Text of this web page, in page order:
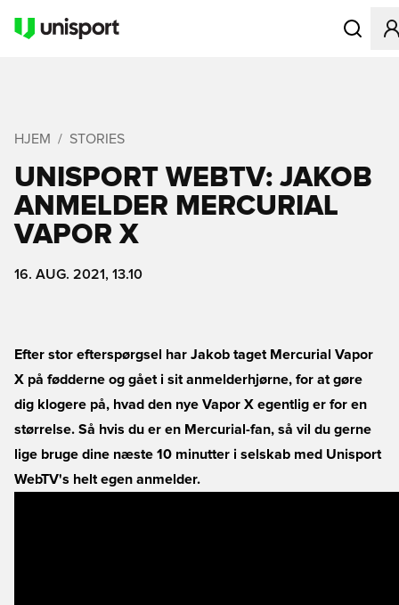
Åbner
HJEM STORIES
UNISPORT WEBTV: JAKOB
ANMELDER MERCURIAL
VAPOR X
16. AUG. 2021, 13.10
Efter stor efterspørgsel har Jakob taget Mercurial Vapor
X på fødderne og gået i sit anmelderhjørne, for at gøre
dig klogere på, hvad den nye Vapor X egentlig er for en
størrelse. Så hvis du er en Mercurial-fan, så vil du gerne
lige bruge dine næste 10 minutter i selskab med Unisport
WebTV's helt egen anmelder.